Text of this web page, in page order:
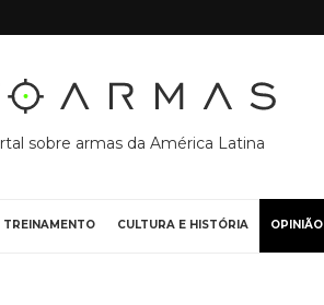
sobre armas da América Latina
TREINAMENTO CULTURA E HISTÓRIA OPINIÃO